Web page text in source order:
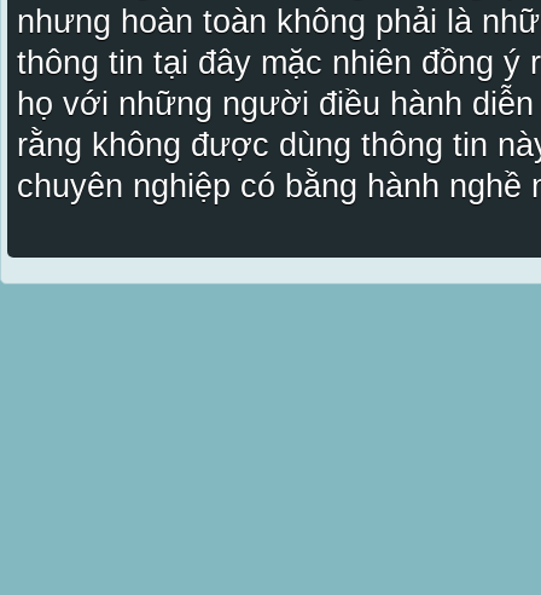
nhưng hoàn toàn không phải là
thông tin tại đây mặc nhiên đồng ý
họ với những người điều hành
rằng không được dùng thông tin
chuyên nghiệp có bằng hành